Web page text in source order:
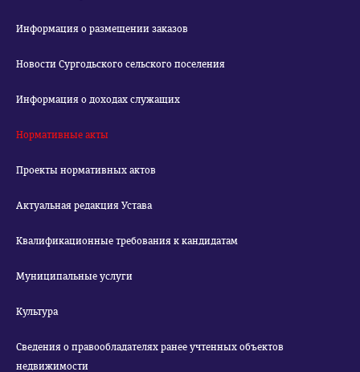
Информация о размещении заказов
Новости Сургодьского сельского поселения
Информация о доходах служащих
Нормативные акты
Проекты нормативных актов
Актуальная редакция Устава
Квалификационные требования к кандидатам
Муниципальные услуги
Культура
Сведения о правообладателях ранее учтенных объектов
недвижимости